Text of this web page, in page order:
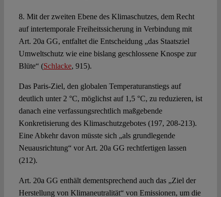
8. Mit der zweiten Ebene des Klimaschutzes, dem Recht
auf intertemporale Freiheitssicherung in Verbindung mit
Art. 20a GG, entfaltet die Entscheidung „das Staatsziel
Umweltschutz wie eine bislang geschlossene Knospe zur
Blüte“ (Schlacke, 915).
Das Paris-Ziel, den globalen Temperaturanstiegs auf
deutlich unter 2 °C, möglichst auf 1,5 °C, zu reduzieren, ist
danach eine verfassungsrechtlich maßgebende
Konkretisierung des Klimaschutzgebotes (197, 208-213).
Eine Abkehr davon müsste sich „als grundlegende
Neuausrichtung“ vor Art. 20a GG rechtfertigen lassen
(212).
Art. 20a GG enthält dementsprechend auch das „Ziel der
Herstellung von Klimaneutralität“ von Emissionen, um die